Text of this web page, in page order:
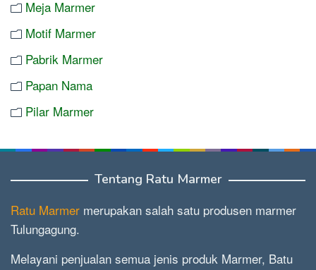
Meja Marmer
Motif Marmer
Pabrik Marmer
Papan Nama
Pilar Marmer
Tentang Ratu Marmer
Ratu Marmer merupakan salah satu produsen marmer
Tulungagung.
Melayani penjualan semua jenis produk Marmer, Batu